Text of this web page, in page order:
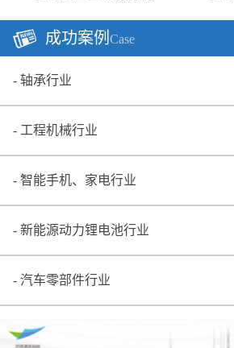
成功案例 Case
轴承行业
工程机械行业
智能手机、家电行业
新能源动力锂电池行业
汽车零部件行业